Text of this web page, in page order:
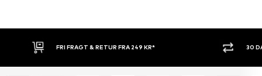
FRI FRAGT & RETUR FRA 249 KR* 30